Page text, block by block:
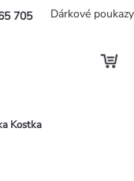
705 Dárkové poukazy
Kostka